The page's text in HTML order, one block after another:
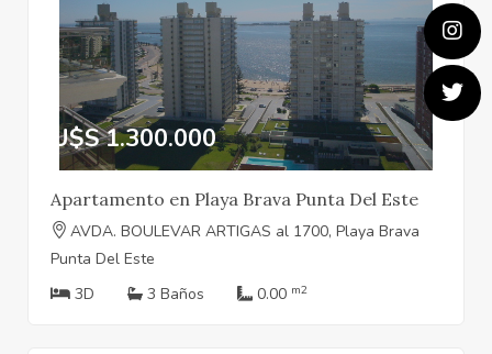
U$S 1.300.000
Apartamento en Playa Brava Punta Del Este
AVDA. BOULEVAR ARTIGAS al 1700, Playa Brava
Punta Del Este
3D
3 Baños 0.00 m2